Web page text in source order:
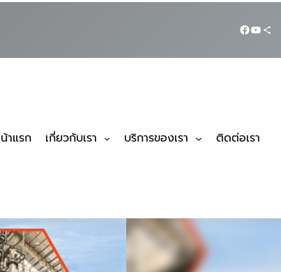
าแรก เกี่ยวกับเรา บริการของเรา ติดต่อเรา